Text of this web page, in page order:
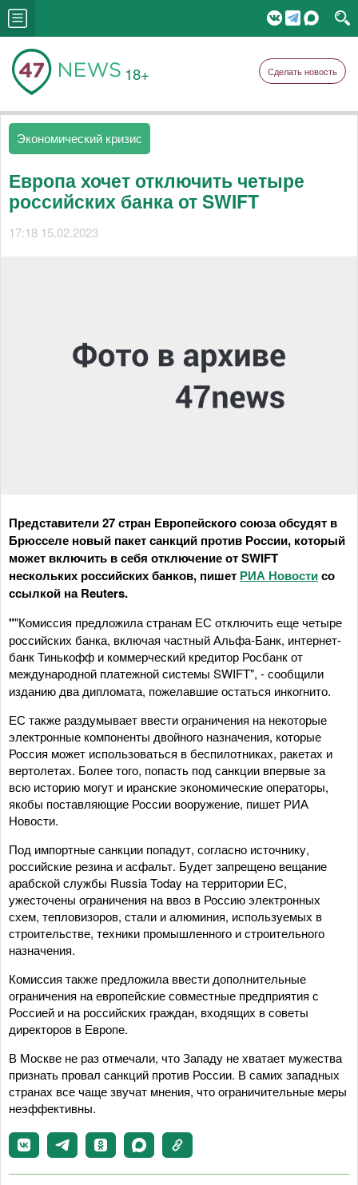
18+ Сделать новость
Экономический кризис
Европа хочет отключить четыре
российских банка от SWIFT
17:18 15.02.2023
Представители 27 стран Европейского союза обсудят в
Брюсселе новый пакет санкций против России, который
может включить в себя отключение от SWIFT
нескольких российских банков, пишет РИА Новостисо
ссылкой на Reuters.
""Комиссия предложила странам ЕС отключить еще четыре
российских банка, включая частный Альфа-Банк, интернет-
банк Тинькофф и коммерческий кредитор Росбанк от
международной платежной системы SWIFT", -сообщили
изданию два дипломата, пожелавшие остаться инкогнито.
ЕС также раздумывает ввести ограничения на некоторые
электронные компоненты двойного назначения, которые
Россия может использоваться в беспилотниках, ракетах и
вертолетах. Более того, попасть под санкции впервые за
всю историю могут и иранские экономические операторы,
якобы поставляющие России вооружение, пишет РИА
Новости.
Под импортные санкции попадут, согласно источнику,
российские резина и асфальт. Будет запрещено вещание
арабской службы Russia Today на территории ЕС,
ужесточены ограничения на ввоз в Россию электронных
схем, тепловизоров, стали и алюминия, используемых в
строительстве, техники промышленного и строительного
назначения.
Комиссия также предложила ввести дополнительные
ограничения на европейские совместные предприятия с
Россией и на российских граждан, входящих в советы
директоров в Европе.
В Москве не раз отмечали, что Западу не хватает мужества
признать провал санкций против России. В самих западных
странах все чаще звучат мнения, что ограничительные меры
неэффективны.